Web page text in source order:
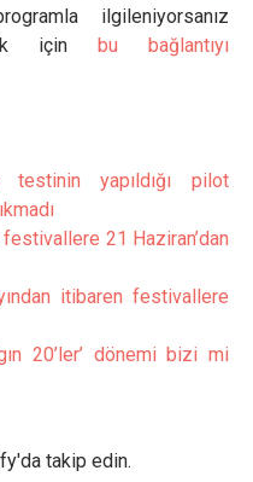
ilgileniyorsanız
için bu bağlantıyı
testinin yapıldığı pilot
21 Haziran’dan
itibaren festivallere
20’ler’ dönemi bizi mi
takip edin.